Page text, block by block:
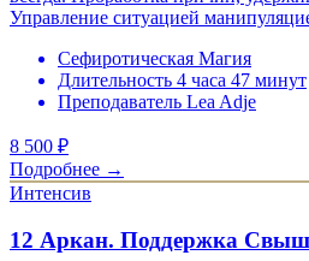
Управление ситуацией
Сефиротическая Магия
Длительность 4 часа 47 минут
Преподаватель Lea Adje
8 500 ₽
Подробнее →
Интенсив
12 Аркан. Поддержка